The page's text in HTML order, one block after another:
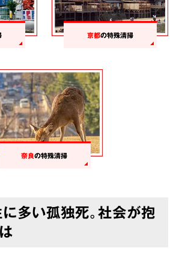
京都の特殊清掃
奈良の特殊清掃
に多い孤独死。社会が抱